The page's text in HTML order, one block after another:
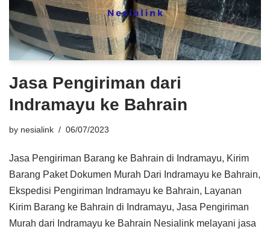
Jasa Pengiriman dari
Indramayu ke Bahrain
by nesialink 06/07/2023
Jasa Pengiriman Barang ke Bahrain di Indramayu, Kirim
Barang Paket Dokumen Murah Dari Indramayu ke Bahrain,
Ekspedisi Pengiriman Indramayu ke Bahrain, Layanan
Kirim Barang ke Bahrain di Indramayu, Jasa Pengiriman
Murah dari Indramayu ke Bahrain Nesialink melayani jasa